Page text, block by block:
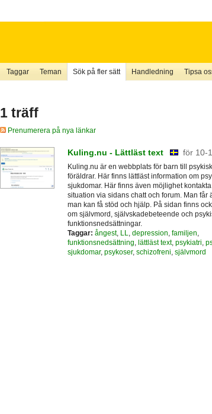
Taggar Teman Sök på fler sätt Handledning Tipsa
1 träff
Prenumerera på nya länkar
Kuling.nu - Lättläst text för 10-
Kuling.nu är en webbplats för barn till
föräldrar. Här finns lättläst information om
sjukdomar. Här finns även möjlighet
situation via sidans chatt och forum. Man får
man kan få stöd och hjälp. På sidan finns
om självmord, självskadebeteende och
funktionsnedsättningar.
Taggar: ångest, LL depression familjen
funktionsnedsättning lättläst text, psykiatri
sjukdomar, psykoser, schizofreni självmord